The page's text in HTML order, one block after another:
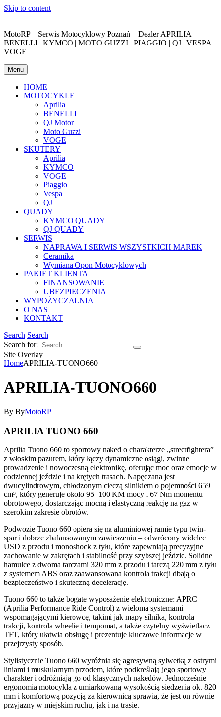
Skip to content
MotoRP – Serwis Motocyklowy Poznań – Dealer APRILIA |
BENELLI | KYMCO | MOTO GUZZI | PIAGGIO | QJ | VESPA |
VOGE
Menu
HOME
MOTOCYKLE
Aprilia
BENELLI
QJ Motor
Moto Guzzi
VOGE
SKUTERY
Aprilia
KYMCO
VOGE
Piaggio
Vespa
QJ
QUADY
KYMCO QUADY
QJ QUADY
SERWIS
NAPRAWA I SERWIS WSZYSTKICH MAREK
Ceramika
Wymiana Opon Motocyklowych
PAKIET KLIENTA
FINANSOWANIE
UBEZPIECZENIA
WYPOŻYCZALNIA
O NAS
KONTAKT
Search Search
Search for:
Site Overlay
HomeAPRILIA-TUONO660
APRILIA-TUONO660
By ByMotoRP
APRILIA TUONO 660
Aprilia Tuono 660 to sportowy naked o charakterze „streetfightera”
z włoskim pazurem, który łączy dynamiczne osiągi, zwinne
prowadzenie i nowoczesną elektronikę, oferując moc oraz emocje w
codziennej jeździe i na krętych trasach. Napędzana jest
dwucylindrowym, chłodzonym cieczą silnikiem o pojemności 659
cm³, który generuje około 95–100 KM mocy i 67 Nm momentu
obrotowego, dostarczając mocną i elastyczną reakcję na gaz w
szerokim zakresie obrotów.
Podwozie Tuono 660 opiera się na aluminiowej ramie typu twin-
spar i dobrze zbalansowanym zawieszeniu – odwrócony widelec
USD z przodu i monoshock z tyłu, które zapewniają precyzyjne
zachowanie w zakrętach i stabilność przy szybszej jeździe. Solidne
hamulce z dwoma tarczami 320 mm z przodu i tarczą 220 mm z tyłu
z systemem ABS oraz zaawansowana kontrola trakcji dbają o
bezpieczeństwo i skuteczną decelerację.
Tuono 660 to także bogate wyposażenie elektroniczne: APRC
(Aprilia Performance Ride Control) z wieloma systemami
wspomagającymi kierowcę, takimi jak mapy silnika, kontrola
trakcji, kontrola wheelie i tempomat, a także czytelny wyświetlacz
TFT, który ułatwia obsługę i prezentuje kluczowe informacje w
przejrzysty sposób.
Stylistycznie Tuono 660 wyróżnia się agresywną sylwetką z ostrymi
liniami i muskularnym przodem, które podkreślają jego sportowy
charakter i odróżniają go od klasycznych nakedów. Jednocześnie
ergonomia motocykla z umiarkowaną wysokością siedzenia ok. 820
mm i komfortową pozycją za kierownicą sprawia, że jest on równie
przyjazny w miejskim ruchu, jak i na trasie.